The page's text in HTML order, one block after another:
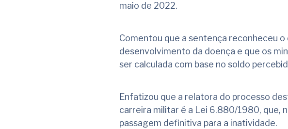
maio de 2022.
Comentou que a sentença reconheceu
desenvolvimento da doença e que os
ser calculada com base no soldo
Enfatizou que a relatora do processo
carreira militar é a Lei 6.880/1980, que,
passagem definitiva para a inatividade.